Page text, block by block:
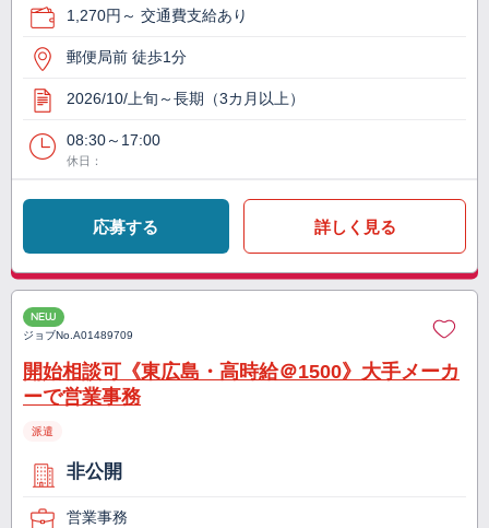
1,270円～ 交通費支給あり
郵便局前 徒歩1分
2026/10/上旬～長期（3カ月以上）
08:30～17:00
休日：
応募する 詳しく見る
NEW
ジョブNo.A01489709
開始相談可《東広島・高時給＠1500》大手メーカ
ーで営業事務
派遣
非公開
営業事務